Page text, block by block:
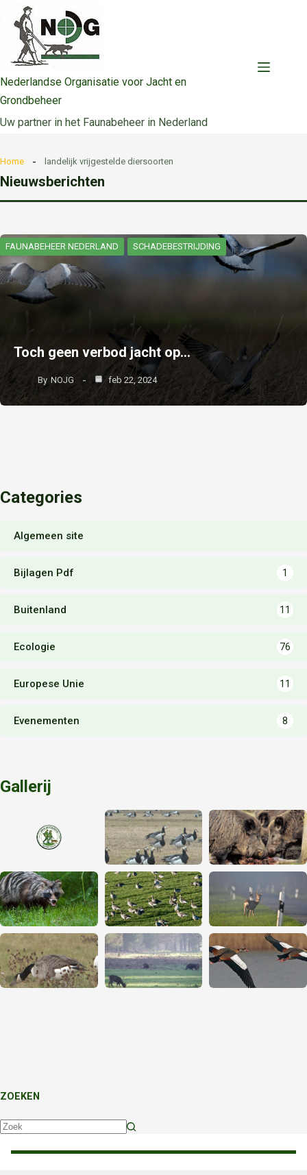
naar
inhoud
Nederlandse Organisatie voor Jacht en
Grondbeheer
Uw partner in het Faunabeheer in Nederland
Home landelijk vrijgestelde diersoorten
Nieuwsberichten
FAUNABEHEER NEDERLAND SCHADEBESTRIJDING
Toch geen verbod jacht op…
By NOJG feb 22, 2024
Categories
Algemeen site
Bijlagen Pdf 1
Buitenland 11
Ecologie 76
Europese Unie 11
Evenementen 8
Gallerij
ZOEKEN